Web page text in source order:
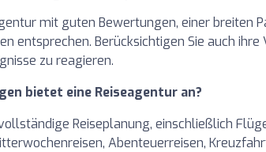
mit guten Bewertungen, einer breiten
entsprechen. Berücksichtigen Sie auch
zu reagieren.
bietet eine Reiseagentur an?
Reiseplanung, einschließlich
Abenteuerreisen,